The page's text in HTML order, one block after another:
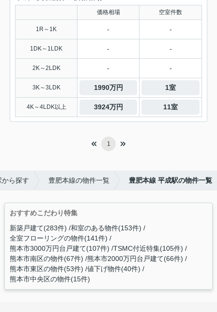
価格相場 空室件数
1R～1K - -
1DK～1LDK - -
2K～2LDK - -
3K～3LDK 1990万円 1室
4K～4LDK以上 3924万円 11室
1
ら探す 豊肥本線の物件一覧 豊肥本線 平成駅の物件一覧
おすすめこだわり特集
新築戸建て(283件) 和室のある物件(153件)
全室フローリングの物件(141件)
熊本市3000万円台戸建て(107件) TSMC付近特集(105件)
熊本市南区の物件(67件) 熊本市2000万円台戸建て(66件)
熊本市東区の物件(53件) 値下げ物件(40件)
熊本市中央区の物件(15件)